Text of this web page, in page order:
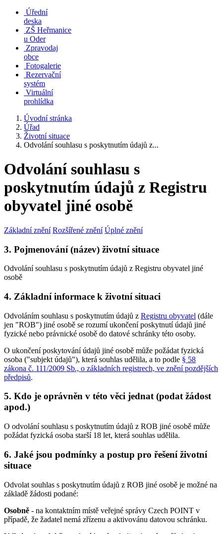
Úřední
deska
ZŠ Heřmanice
u Oder
Zpravodaj
obce
Fotogalerie
Rezervační
systém
Virtuální
prohlídka
Úvodní stránka
Úřad
Životní situace
Odvolání souhlasu s poskytnutím údajů z...
Odvolání souhlasu s
poskytnutím údajů z Registru
obyvatel jiné osobě
Základní znění Rozšířené znění Úplné znění
3. Pojmenování (název) životní situace
Odvolání souhlasu s poskytnutím údajů z Registru obyvatel jiné
osobě
4. Základní informace k životní situaci
Odvoláním souhlasu s poskytnutím údajů z Registru obyvatel (dále
jen "ROB") jiné osobě se rozumí ukončení poskytnutí údajů jiné
fyzické nebo právnické osobě do datové schránky této osoby.
O ukončení poskytování údajů jiné osobě může požádat fyzická
osoba ("subjekt údajů"), která souhlas udělila, a to podle § 58
zákona č. 111/2009 Sb., o základních registrech, ve znění pozdějších
předpisů.
5. Kdo je oprávněn v této věci jednat (podat žádost
apod.)
O odvolání souhlasu s poskytnutím údajů z ROB jiné osobě může
požádat fyzická osoba starší 18 let, která souhlas udělila.
6. Jaké jsou podmínky a postup pro řešení životní
situace
Odvolat souhlas s poskytnutím údajů z ROB jiné osobě je možné na
základě žádosti podané:
Osobně - na kontaktním místě veřejné správy Czech POINT v
případě, že žadatel nemá zřízenu a aktivovánu datovou schránku.